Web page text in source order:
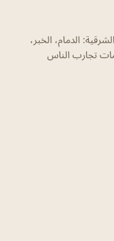
الدمام، الخبر،
تجارب الناس